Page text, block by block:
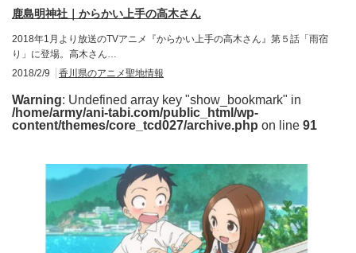
鹿島明神社｜からかい上手の高木さん
2018年1月より放送のTVアニメ『からかい上手の高木さん』第５話「雨宿
り」に登場。高木さん…
2018/2/9
香川県のアニメ聖地情報
Warning: Undefined array key "show_bookmark" in
/home/army/ani-tabi.com/public_html/wp-
content/themes/core_tcd027/archive.php on line 91